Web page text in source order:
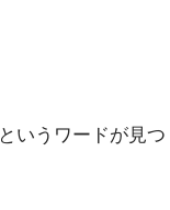
というワードが見つ